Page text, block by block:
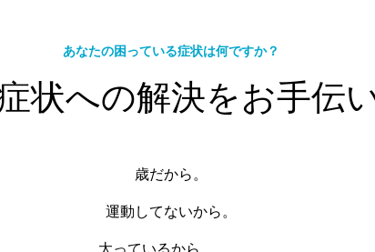
あなたの困っている症状は何ですか？
状への解決をお手伝
歳だから。
運動してないから。
太っているから。。。